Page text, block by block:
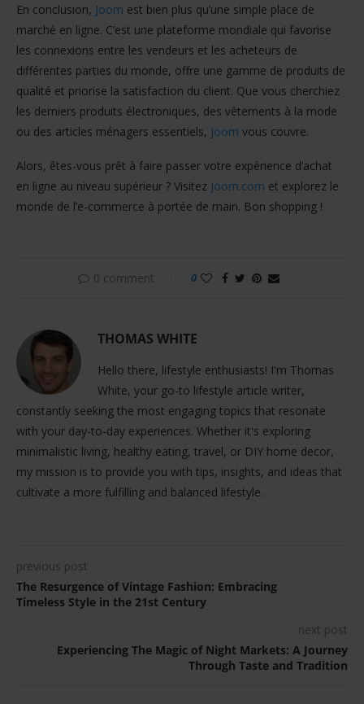
En conclusion, Joom est bien plus qu’une simple place de
marché en ligne. C’est une plateforme mondiale qui favorise
les connexions entre les vendeurs et les acheteurs de
différentes parties du monde, offre une gamme de produits de
qualité et priorise la satisfaction du client. Que vous cherchiez
les derniers produits électroniques, des vêtements à la mode
ou des articles ménagers essentiels, Joom vous couvre.
Alors, êtes-vous prêt à faire passer votre expérience d’achat
en ligne au niveau supérieur ? Visitez Joom.com et explorez le
monde de l’e-commerce à portée de main. Bon shopping !
0 comment 0
THOMAS WHITE
Hello there, lifestyle enthusiasts! I'm Thomas
White, your go-to lifestyle article writer,
constantly seeking the most engaging topics that resonate
with your day-to-day experiences. Whether it's exploring
minimalistic living, healthy eating, travel, or DIY home decor,
my mission is to provide you with tips, insights, and ideas that
cultivate a more fulfilling and balanced lifestyle.
previous post
The Resurgence of Vintage Fashion: Embracing
Timeless Style in the 21st Century
next post
Experiencing The Magic of Night Markets: A Journey
Through Taste and Tradition